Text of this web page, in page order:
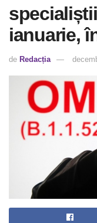
ianuarie,
de Redacția